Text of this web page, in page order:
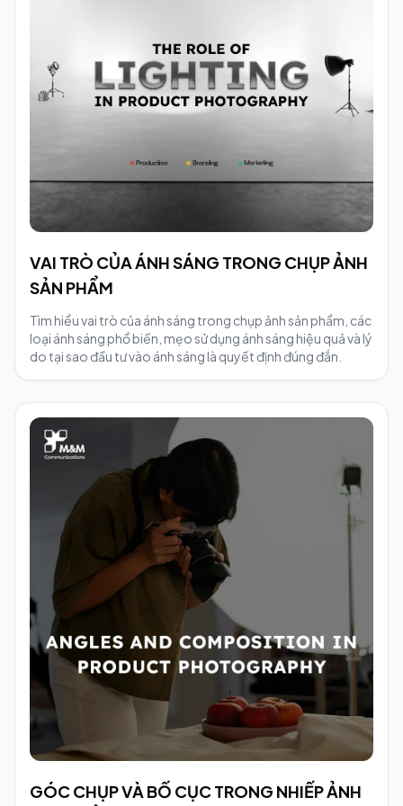
VAI TRÒ CỦA ÁNH SÁNG TRONG CHỤP ẢNH
SẢN PHẨM
Tìm hiểu vai trò của ánh sáng trong chụp ảnh sản phẩm, các
loại ánh sáng phổ biến, mẹo sử dụng ánh sáng hiệu quả và lý
do tại sao đầu tư vào ánh sáng là quyết định đúng đắn.
GÓC CHỤP VÀ BỐ CỤC TRONG NHIẾP ẢNH